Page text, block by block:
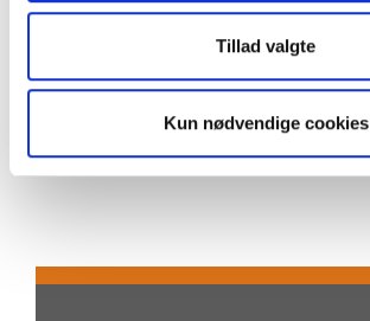
Tillad valgte
Kun nødvendige cookies
kontakt@hitsa.dk